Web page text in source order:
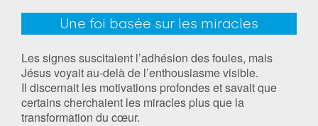
Une foi basée sur les miracles
Les signes suscitaient l’adhésion des foules, mais
Jésus voyait au-delà de l’enthousiasme visible.
Il discernait les motivations profondes et savait que
certains cherchaient les miracles plus que la
transformation du cœur.